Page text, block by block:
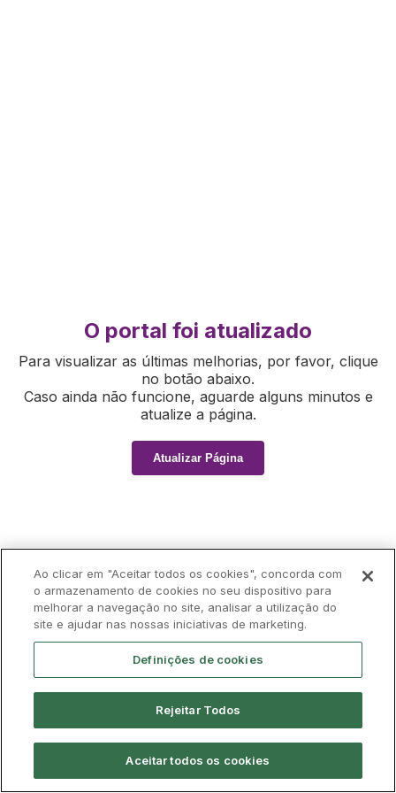
O portal foi atualizado
Para visualizar as últimas melhorias, por favor, clique
no botão abaixo.
Caso ainda não funcione, aguarde alguns minutos e
atualize a página.
Atualizar Página
Ao clicar em "Aceitar todos os cookies", concorda com
o armazenamento de cookies no seu dispositivo para
melhorar a navegação no site, analisar a utilização do
site e ajudar nas nossas iniciativas de marketing.
Definições de cookies
Rejeitar Todos
Aceitar todos os cookies